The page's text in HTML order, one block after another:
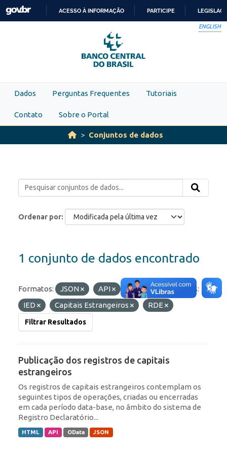
Skip to main content
PARA
O
CONTEÚDO
ACESSO À INFORMAÇÃO PARTICIPE
ENGLISH
Dados Perguntas Frequentes Tutoriais
Contato Sobre o Portal
Conjuntos de dados
Ordenar por
1 conjunto de dados encontrado
Formatos: JSON API HTML
Etiquetas:
IED
Capitais Estrangeiros RDE
Filtrar Resultados
Publicação dos registros de capitais
estrangeiros
Os registros de capitais estrangeiros contemplam os
seguintes tipos de operações, criadas ou encerradas
em cada período data-base, no âmbito do sistema de
Registro Declaratório...
HTML API OData JSON